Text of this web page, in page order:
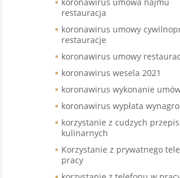
restauracja
koronawirus umowy
restauracje
koronawirus umowy
koronawirus wesela 2021
koronawirus wykonanie
koronawirus wypłata
korzystanie z cudzych
kulinarnych
Korzystanie z prywatnego
pracy